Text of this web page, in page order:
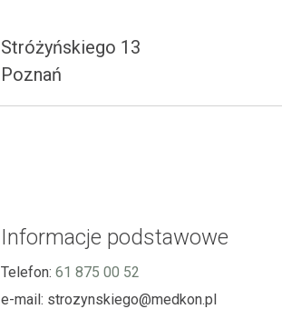
Stróżyńskiego 13
Poznań
Informacje podstawowe
Telefon: 61 875 00 52
e-mail: strozynskiego@medkon.pl